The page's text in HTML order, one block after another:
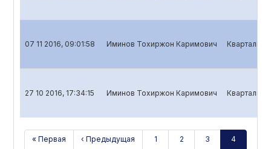
07 11 2016, 09:01:58 Иминов Тохиржон Каримович
27 10 2016, 17:34:15 Иминов Тохиржон Каримович
« Первая ‹ Предыдущая 1 2 3 4